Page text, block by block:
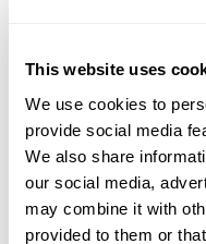
This website uses
We use cookies to
provide social media
We also share
our social media,
may combine it with
provided to them or
Solfjäder